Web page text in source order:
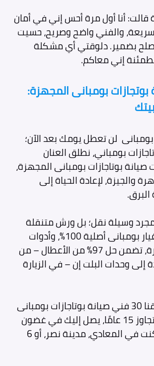
قالت: أنا أول مرة أحس إني في أمان
والفني واضح وصريح، حسيت
بضمير. دلوقتي أي مشكلة
إني معاكم.
بومبانى المجهزة:
لن تعطل يومك بعد الآن؛
بومباني، نطلق العنان
بوتاجازات بومبانى المجهزة،
والجيزة، لإعادة الحياة إلى
وسيلة نقل؛ بل ورش متنقلة
مجهزة بقطع غيار بومبانى أصلية 100%، وأدوات
تشخيص متطورة، تضمن حل 97% من الأعطال – من
إلى وحدات البلت إن – في الزيارة
كذلك يضم فريقنا 30 فني صيانة بوتاجازات بومبانى
معتمد بخبرة تتجاوز 15 عامًا، يصل إليك في غضون
ساعات؛ سواء كنت في المعادي، مدينة نصر، أو 6